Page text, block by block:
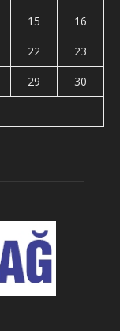
15
16
22
23
29
30